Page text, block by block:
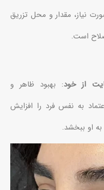
نیاز، مقدار و محل تزریق
است.
از خود: بهبود ظاهر و
به نفس فرد را افزایش
او ببخشد.